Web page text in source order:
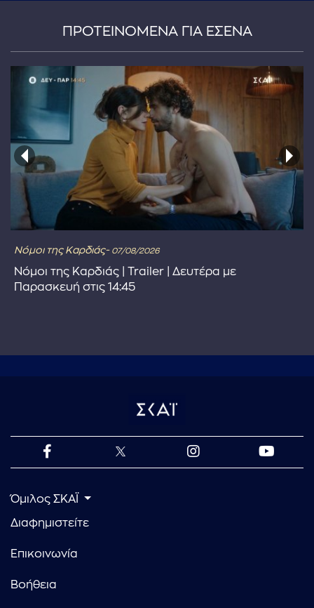
...πληκτρολογήστε κείμενο προς αναζήτηση
ΠΡΟΤΕΙΝΟΜΕΝΑ ΓΙΑ ΕΣΕΝΑ
Νόμοι της Καρδιάς- 07/08/2026
Νόμοι της Καρδιάς | Trailer | Δευτέρα με
Παρασκευή στις 14:45
Όμιλος ΣΚΑΪ
Διαφημιστείτε
Επικοινωνία
Βοήθεια